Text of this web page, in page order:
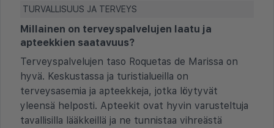
TURVALLISUUS JA TERVEYS
Millainen on terveyspalvelujen laatu ja
apteekkien saatavuus?
Terveyspalvelujen taso Roquetas de Marissa on
hyvä. Keskustassa ja turistialueilla on
terveysasemia ja apteekkeja, jotka löytyvät
yleensä helposti. Apteekit ovat hyvin varusteltuja
tavallisilla lääkkeillä ja ne tunnistaa vihreästä